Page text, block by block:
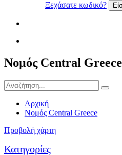
Ξεχάσατε κωδικό?
Νομός Central Greece
Αρχική
Νομός Central Greece
Προβολή χάρτη
Κατηγορίες